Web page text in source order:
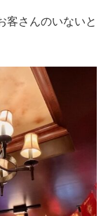
客さんのいないと